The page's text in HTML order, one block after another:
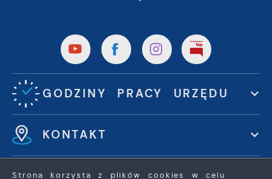
GODZINY PRACY URZĘDU
KONTAKT
Strona korzysta z plików cookies w celu